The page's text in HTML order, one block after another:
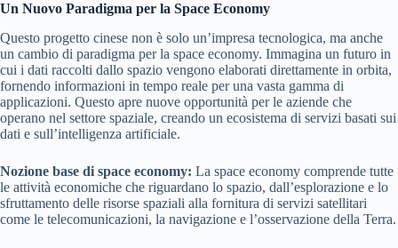
Un Nuovo Paradigma per la Space Economy
Questo progetto cinese non è solo un’impresa tecnologica, ma anche
un cambio di paradigma per la space economy. Immagina un futuro in
cui i dati raccolti dallo spazio vengono elaborati direttamente in orbita,
fornendo informazioni in tempo reale per una vasta gamma di
applicazioni. Questo apre nuove opportunità per le aziende che
operano nel settore spaziale, creando un ecosistema di servizi basati sui
dati e sull’intelligenza artificiale.
Nozione base di space economy: La space economy comprende tutte
le attività economiche che riguardano lo spazio, dall’esplorazione e lo
sfruttamento delle risorse spaziali alla fornitura di servizi satellitari
come le telecomunicazioni, la navigazione e l’osservazione della Terra.